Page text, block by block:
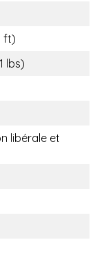
ft)
lbs)
libérale et